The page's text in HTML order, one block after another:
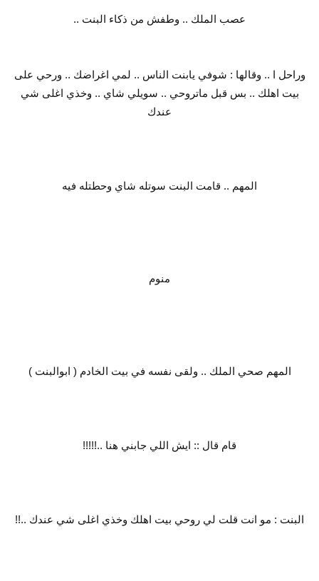
عصب الملك .. وطفش من ذكاء البنت ..
وراحل ا .. وقالها : شوفي يابنت الناس .. لمي اغراضك .. ورحي على
بيت اهلك .. بس قبل ماتروحي .. سويلي شاي .. وخذي اغلى شي
عندك
المهم .. قامت البنت سوتله شاي وحطتله فيه
منوم
المهم صحي الملك .. ولقى نفسه في بيت الخادم ( ابوالبنت )
قام قال :: ايش اللي جابني هنا ..!!!!!
البنت : مو انت قلت لي روحي بيت اهلك وخذي اغلى شي عندك ..!!